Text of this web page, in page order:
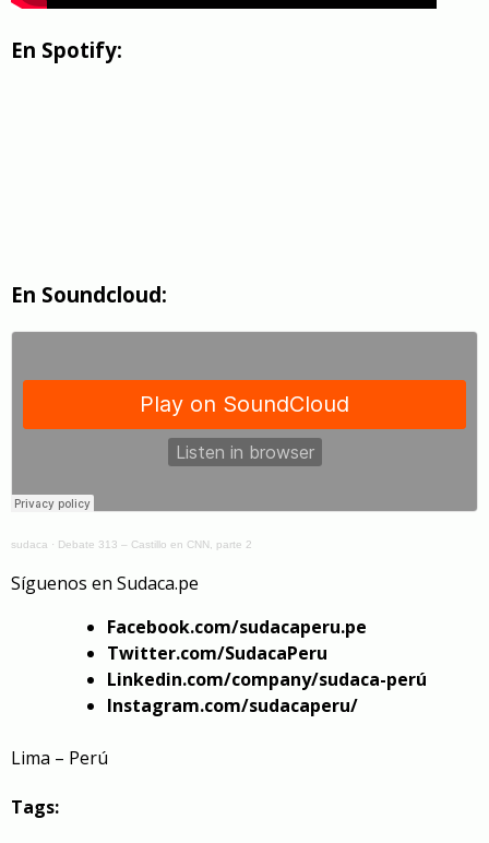
En Spotify:
En Soundcloud:
sudaca · Debate 313 – Castillo en CNN, parte 2
Síguenos en Sudaca.pe
Facebook.com/sudacaperu.pe
Twitter.com/SudacaPeru
Linkedin.com/company/sudaca-perú
Instagram.com/sudacaperu/
Lima – Perú
Tags: